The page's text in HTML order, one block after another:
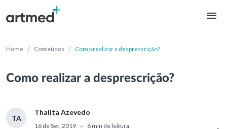
Home / Conteúdos / Como realizar a desprescrição?
Como realizar a desprescrição?
TA
Thalita Azevedo
16 de Set, 2019 • 6 min de leitura